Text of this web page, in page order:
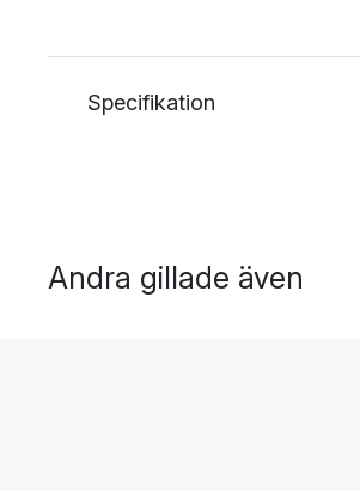
Specifikation
Andra gillade även